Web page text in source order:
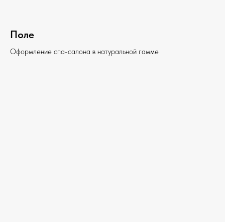
Поле
Оформление спа-салона в натуральной гамме